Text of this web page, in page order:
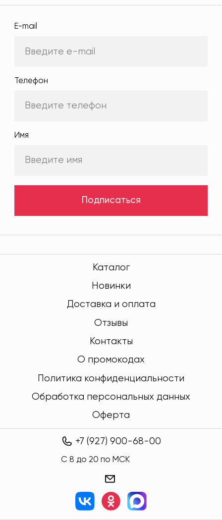
E-mail
Телефон
Имя
Подписаться
Каталог
Новинки
Доставка и оплата
Отзывы
Контакты
О промокодах
Политика конфиденциальности
Обработка персональных данных
Оферта
+7 (927) 900-68-00
C 8 до 20 по МСК